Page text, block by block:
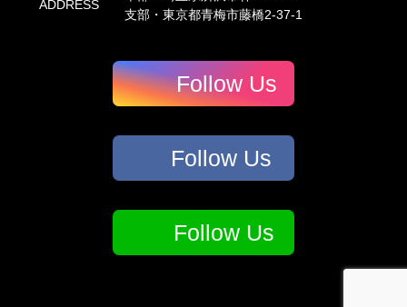
ADDRESS
支部・東京都青梅市藤橋2-37-1
Follow Us
Follow Us
Follow Us